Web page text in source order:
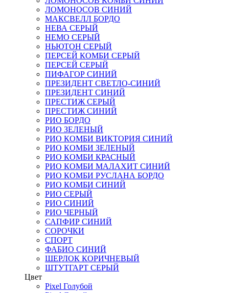
ЛОМОНОСОВ СИНИЙ
МАКСВЕЛЛ БОРДО
НЕВА СЕРЫЙ
НЕМО СЕРЫЙ
НЬЮТОН СЕРЫЙ
ПЕРСЕЙ КОМБИ СЕРЫЙ
ПЕРСЕЙ СЕРЫЙ
ПИФАГОР СИНИЙ
ПРЕЗИДЕНТ СВЕТЛО-СИНИЙ
ПРЕЗИДЕНТ СИНИЙ
ПРЕСТИЖ СЕРЫЙ
ПРЕСТИЖ СИНИЙ
РИО БОРДО
РИО ЗЕЛЕНЫЙ
РИО КОМБИ ВИКТОРИЯ СИНИЙ
РИО КОМБИ ЗЕЛЕНЫЙ
РИО КОМБИ КРАСНЫЙ
РИО КОМБИ МАЛАХИТ СИНИЙ
РИО КОМБИ РУСЛАНА БОРДО
РИО КОМБИ СИНИЙ
РИО СЕРЫЙ
РИО СИНИЙ
РИО ЧЕРНЫЙ
САПФИР СИНИЙ
СОРОЧКИ
СПОРТ
ФАБИО СИНИЙ
ШЕРЛОК КОРИЧНЕВЫЙ
ШТУТГАРТ СЕРЫЙ
Цвет
Pixel Голубой